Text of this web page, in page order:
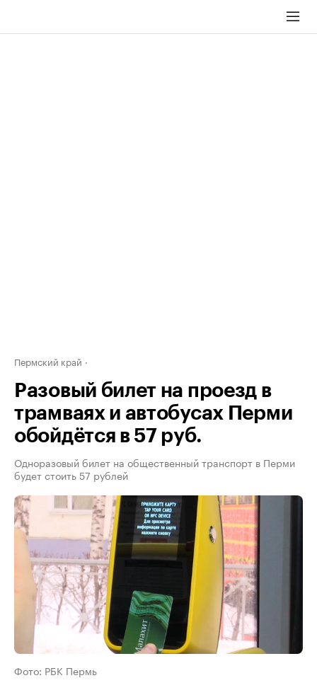
Пермский край
Разовый билет на проезд в
трамваях и автобусах Перми
обойдётся в 57 руб.
Одноразовый билет на общественный транспорт в Перми
будет стоить 57 рублей
Фото: РБК Пермь